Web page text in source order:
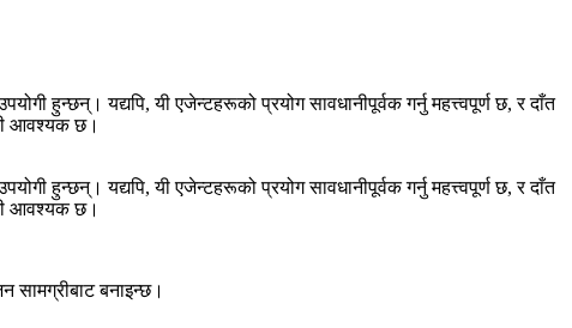
हुन्छन्। यद्यपि, यी एजेन्टहरूको प्रयोग सावधानीपूर्वक गर्नु महत्त्वपूर्ण छ, र दाँत
आवश्यक छ।
हुन्छन्। यद्यपि, यी एजेन्टहरूको प्रयोग सावधानीपूर्वक गर्नु महत्त्वपूर्ण छ, र दाँत
आवश्यक छ।
बनाइन्छ।